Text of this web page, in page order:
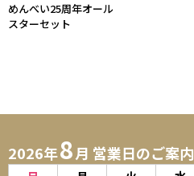
めんべい25周年オール
スターセット
2026年8月 営業日のご案内